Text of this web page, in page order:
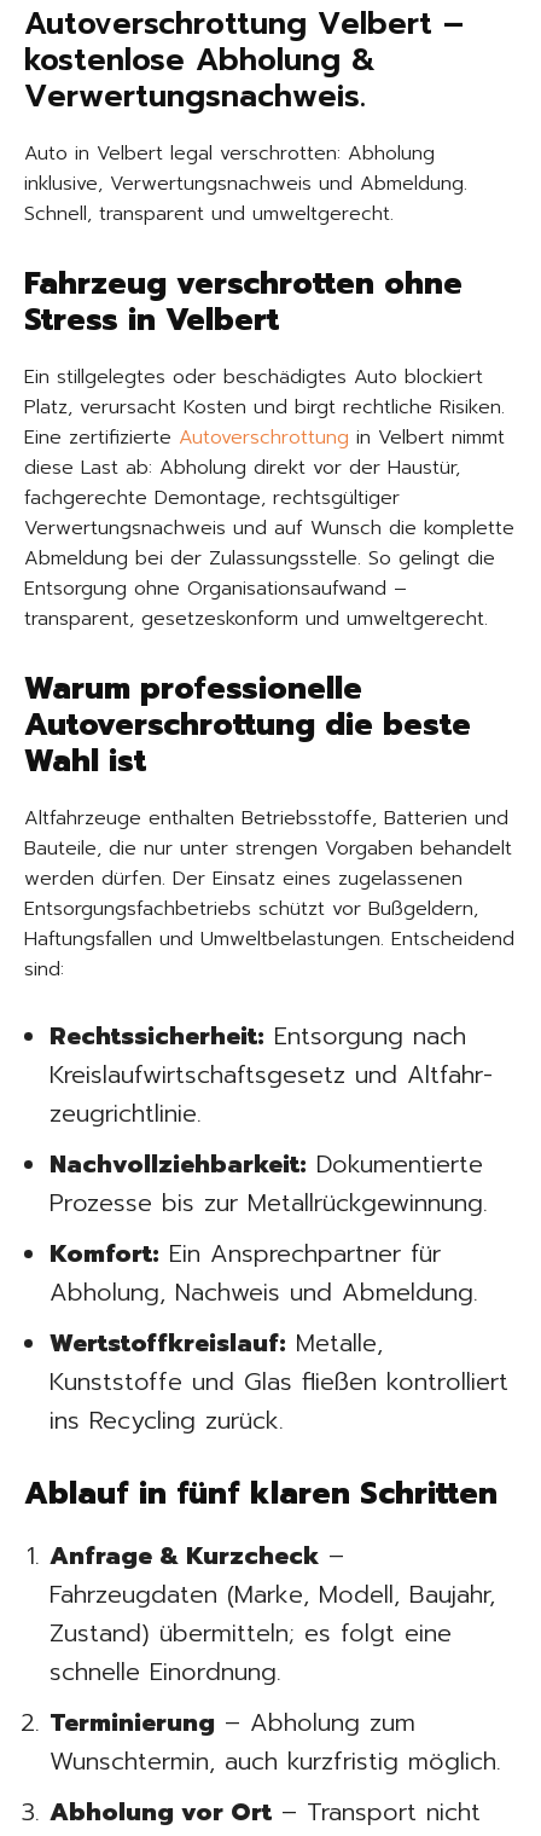
Autoverschrottung Velbert –
kostenlose Abholung &
Verwertungsnachweis.
Auto in Velbert legal verschrotten: Abholung
inklusive, Verwertungsnachweis und Abmeldung.
Schnell, transparent und umweltgerecht.
Fahrzeug verschrotten ohne
Stress in Velbert
Ein stillgelegtes oder beschädigtes Auto blockiert
Platz, verursacht Kosten und birgt rechtliche Risiken.
Eine zertifizierte Autoverschrottung in Velbert nimmt
diese Last ab: Abholung direkt vor der Haustür,
fachgerechte Demontage, rechtsgültiger
Verwertungsnachweis und auf Wunsch die komplette
Abmeldung bei der Zulassungsstelle. So gelingt die
Entsorgung ohne Organisationsaufwand –
transparent, gesetzeskonform und umweltgerecht.
Warum professionelle
Autoverschrottung die beste
Wahl ist
Altfahrzeuge enthalten Betriebsstoffe, Batterien und
Bauteile, die nur unter strengen Vorgaben behandelt
werden dürfen. Der Einsatz eines zugelassenen
Entsorgungsfachbetriebs schützt vor Bußgeldern,
Haftungsfallen und Umweltbelastungen. Entscheidend
sind:
Rechtssicherheit: Entsorgung nach
Kreislaufwirtschaftsgesetz und Alt­fahr­
zeug­richtlinie.
Nachvollziehbarkeit: Dokumentierte
Prozesse bis zur Metallrückgewinnung.
Komfort: Ein Ansprechpartner für
Abholung, Nachweis und Abmeldung.
Wertstoffkreislauf: Metalle,
Kunststoffe und Glas fließen kontrolliert
ins Recycling zurück.
Ablauf in fünf klaren Schritten
Anfrage & Kurzcheck –
Fahrzeugdaten (Marke, Modell, Baujahr,
Zustand) übermitteln; es folgt eine
schnelle Einordnung.
Terminierung – Abholung zum
Wunschtermin, auch kurzfristig möglich.
Abholung vor Ort – Transport nicht